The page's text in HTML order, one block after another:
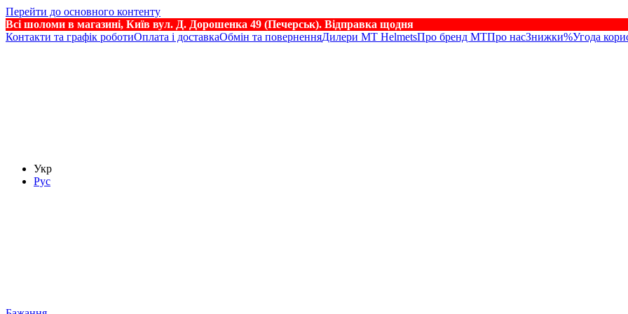
Перейти до основного контенту
Всі шоломи в магазині, Київ вул. Д. Дорошенка 49 (Печерськ). Відправка щодня
Контакти та графік роботиОплата і доставкаОбмін та поверненняДилери MT HelmetsПро бренд MTПро насЗнижки%Угода
Укр
Рус